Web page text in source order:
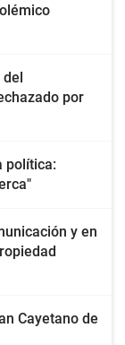
por
política:
y en
Cayetano de